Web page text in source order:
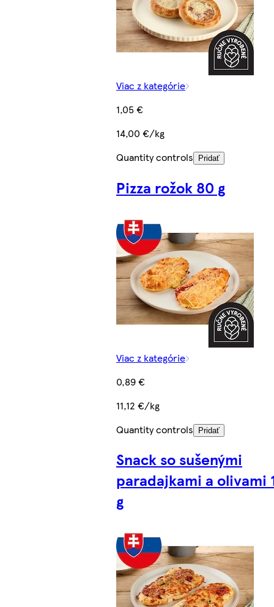
Viac z kategórie
1,05 €
14,00 €/kg
Quantity controls
Pridať
Pizza rožok 80 g
Viac z kategórie
0,89 €
11,12 €/kg
Quantity controls
Pridať
Snack so sušenými
paradajkami a olivami
g